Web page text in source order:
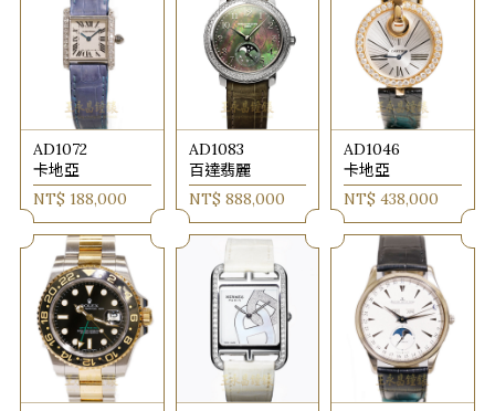
AD1072
卡地亞
NT$ 188,000
AD1083
百達翡麗
NT$ 888,000
AD1046
卡地亞
NT$ 438,000